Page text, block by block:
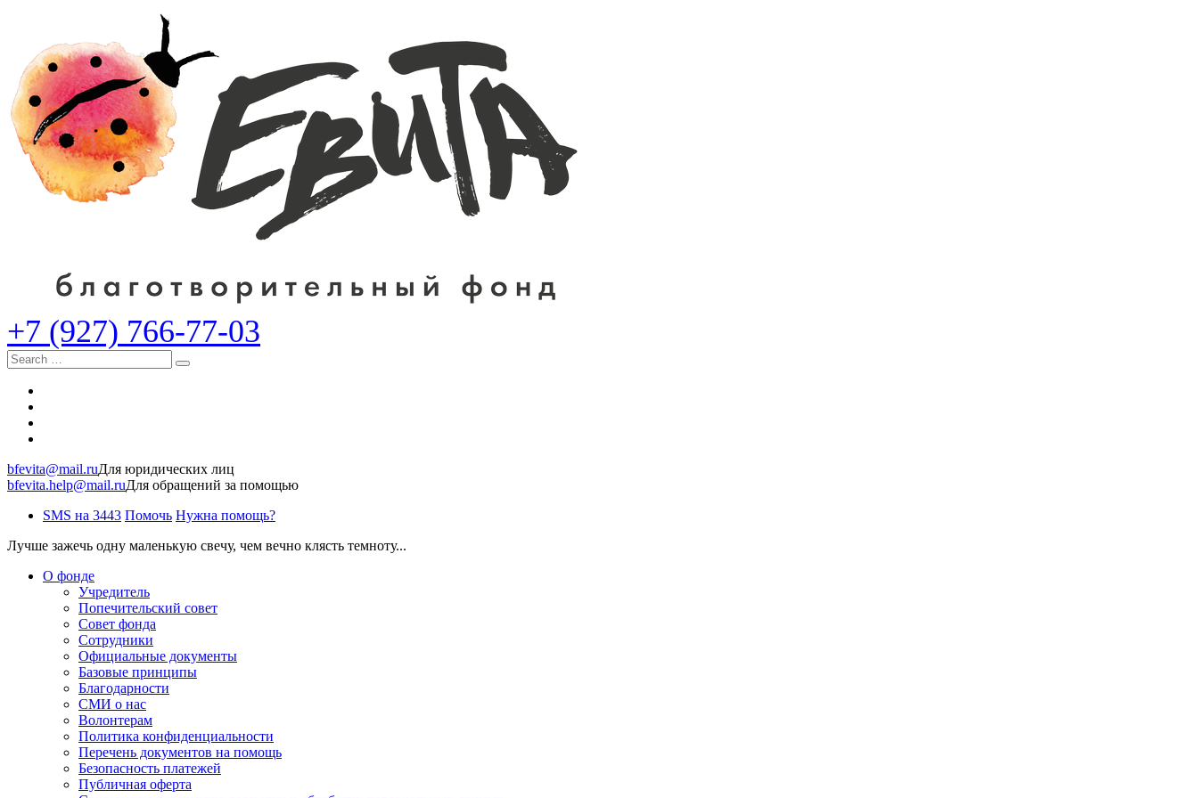
+7 (927) 766-77-03
Search
bfevita@mail.ruДля юридических лиц
bfevita.help@mail.ruДля обращений за помощью
SMS на 3443 Помочь Нужна помощь?
Лучше зажечь одну маленькую свечу, чем вечно клясть темноту...
О фонде
Учредитель
Попечительский совет
Совет фонда
Сотрудники
Официальные документы
Базовые принципы
Благодарности
СМИ о нас
Волонтерам
Политика конфиденциальности
Перечень документов на помощь
Безопасность платежей
Публичная оферта